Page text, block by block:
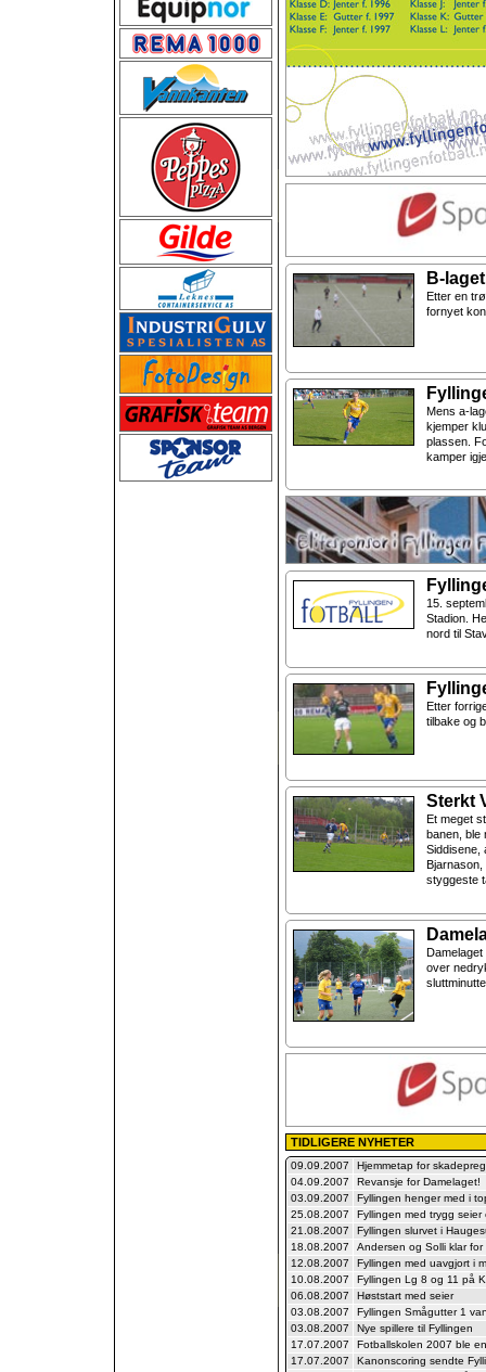
B-
Etter en
fornyet
Mens a-
kjemper
plassen.
kamper
15.
Stadion.
nord til
Etter
tilbake og
Sterkt
Et meget
banen, ble
Siddisene,
styggeste
over
TIDLIGERE NYHETER
09.09.2007
Hjemmetap for
04.09.2007
Revansje for Damelaget!
03.09.2007
Fyllingen henger med i
25.08.2007
Fyllingen med trygg seier
21.08.2007
Fyllingen slurvet i
18.08.2007
Andersen og Solli klar for
12.08.2007
Fyllingen med uavgjort i
10.08.2007
Fyllingen Lg 8 og 11 på
06.08.2007
Høststart med seier
03.08.2007
Fyllingen Smågutter 1
03.08.2007
Nye spillere til Fyllingen
17.07.2007
Fotballskolen 2007 ble
17.07.2007
Kanonscoring sendte